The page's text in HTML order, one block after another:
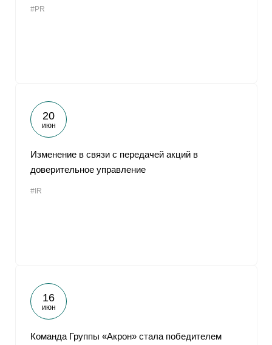
#PR
20
июн
Изменение в связи с передачей акций в
доверительное управление
#IR
16
июн
Команда Группы «Акрон» стала победителем